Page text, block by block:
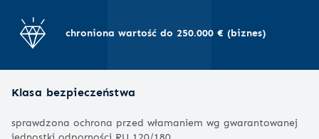
chroniona wartość do 250.000 € (biznes)
Klasa bezpieczeństwa
sprawdzona ochrona przed włamaniem wg gwarantowanej
jednostki odporności RU 120/180